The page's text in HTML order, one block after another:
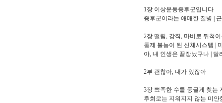
1장 이상운동증후군입니다
증후군이라는 애매한 질병 |
2장 떨림, 강직, 마비로 뒤척
통제 불능이 된 신체시스템 |
아, 내 인생은 끝장났구나 |
2부 괜찮아, 내가 있잖아
3장 뾰족한 수를 둥글게 찾는
후회로는 지워지지 않는 미안